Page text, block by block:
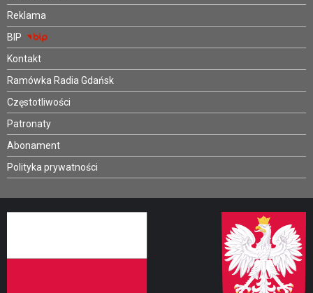
Reklama
BIP
Kontakt
Ramówka Radia Gdańsk
Częstotliwości
Patronaty
Abonament
Polityka prywatności